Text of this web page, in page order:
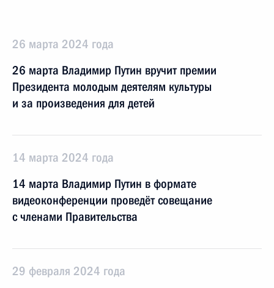
26 марта 2024 года
26 марта Владимир Путин вручит премии
Президента молодым деятелям культуры
и за произведения для детей
14 марта 2024 года
14 марта Владимир Путин в формате
видеоконференции проведёт совещание
с членами Правительства
29 февраля 2024 года